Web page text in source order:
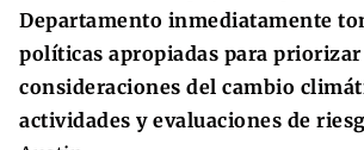
Departamento inmediatamente
políticas apropiadas para priorizar
consideraciones del cambio
actividades y evaluaciones de